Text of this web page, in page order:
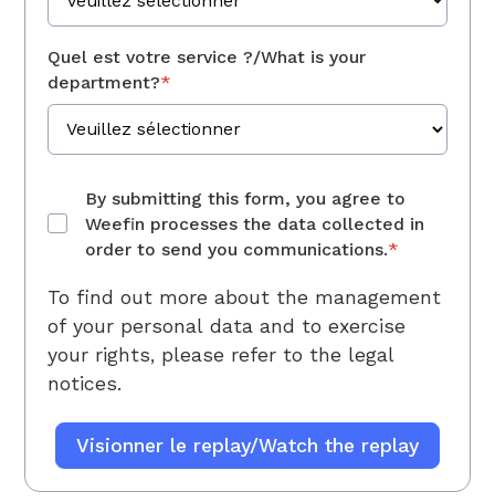
Quel est votre service ?/What is your
department?*
By submitting this form, you agree to
Weefin processes the data collected in
order to send you communications.*
To find out more about the management
of your personal data and to exercise
your rights, please refer to the legal
notices.